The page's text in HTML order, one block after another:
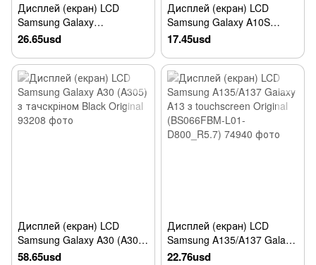
Дисплей (екран) LCD
Samsung Galaxy
A02/M12/A12
тачскріном Original (SM-
A125F_REV0)
26.65usd
Дисплей (екран) LCD
Samsung Galaxy A10S
(A107) з тачскріном Black
17.45usd
Дисплей (екран) LCD
Samsung Galaxy A30 (A305)
з тачскріном Black Original
58.65usd
Дисплей (екран) LCD
Samsung A135/A137 Galaxy
A13 з touchscreen Original
22.76usd